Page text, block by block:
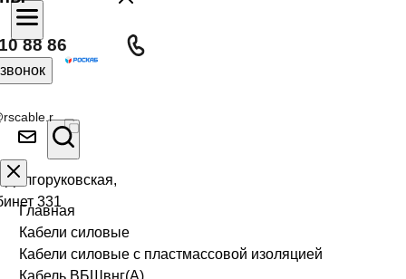
88 86
331
Главная
Кабели силовые
Кабели силовые с пластмассовой изоляцией
Кабель ВБШвнг(А)